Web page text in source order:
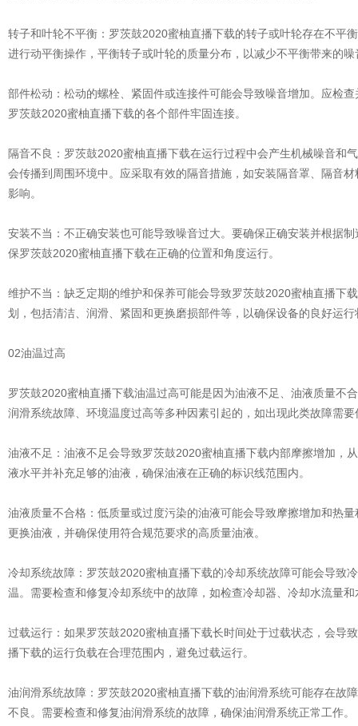
转子和叶轮不平衡：罗茨鼓2020蜜柚直播下载的转子或叶轮存在不平
进行动平衡操作，平衡转子或叶轮的质量分布，以减少不平衡带来的噪
部件松动：松动的螺栓、紧固件或连接件可能会导致噪音增加。应检
罗茨鼓2020蜜柚直播下载的各个部件牢固连接。
隔音不良：罗茨鼓2020蜜柚直播下载在运行过程中会产生机械噪音和
会传播到周围环境中。应采取有效的隔音措施，如安装隔音罩、隔音
影响。
安装不当：不正确安装也可能导致噪音过大。要确保正确安装并根据
保罗茨鼓2020蜜柚直播下载在正确的位置和角度运行。
维护不当：缺乏定期的维护和保养可能会导致罗茨鼓2020蜜柚直播下
划，包括清洁、润滑、紧固和更换磨损部件等，以确保设备的良好运
02油温过高
罗茨鼓2020蜜柚直播下载油温过高可能是因为油液不足、油液质量不
润滑系统故障、环境温度过高等多种因素引起的，如出现此类故障需要
油液不足：油液不足会导致罗茨鼓2020蜜柚直播下载内部摩擦增加，
液水平并补充足够的油液，确保油液在正确的标识线范围内。
油液质量不合格：低质量或过度污染的油液可能会导致摩擦增加和热
更换油液，并确保使用符合规范要求的高质量油液。
冷却系统故障：罗茨鼓2020蜜柚直播下载的冷却系统故障可能会导致
温。需要检查和修复冷却系统中的故障，如检查冷却器、冷却水流量和
过载运行：如果罗茨鼓2020蜜柚直播下载长时间处于过载状态，会导
播下载的运行负载在合理范围内，避免过载运行。
油润滑系统故障：罗茨鼓2020蜜柚直播下载的油润滑系统可能存在故
不良。需要检查和修复油润滑系统的故障，确保油润滑系统正常工作。